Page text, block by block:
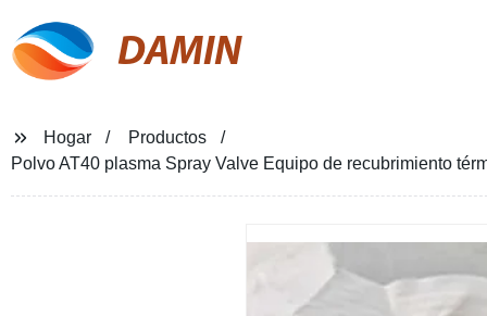
DAMIN
Hogar
Productos
Polvo AT40 plasma Spray Valve Equipo de recubrimiento